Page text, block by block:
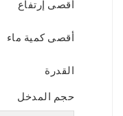
أقصى إرتفاع
أقصى كمية ماء
القدرة
حجم المدخل